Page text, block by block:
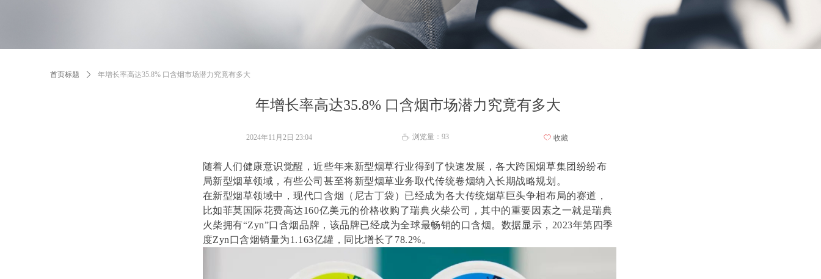
年增长率高达35.8% 口含烟市场潜力究竟有多大
首页标题 ꄲ 年增长率高达35.8% 口含烟市场潜力究竟有多大
随着人们健康意识觉醒，近些年来新型烟草行业得到了快速发展，各大跨国烟草集团纷纷布
局新型烟草领域，有些公司甚至将新型烟草业务取代传统卷烟纳入长期战略规划。
在新型烟草领域中，现代口含烟（尼古丁袋）已经成为各大传统烟草巨头争相布局的赛道，
比如菲莫国际花费高达160亿美元的价格收购了瑞典火柴公司，其中的重要因素之一就是瑞典
火柴拥有“Zyn”口含烟品牌，该品牌已经成为全球最畅销的口含烟。数据显示，2023年第四季
度Zyn口含烟销量为1.163亿罐，同比增长了78.2%。
2024年11月2日 23:04 ꄘ 浏览量： 93 ꄀ 收藏